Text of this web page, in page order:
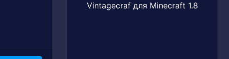
Vintagecraf для Minecraft 1.8